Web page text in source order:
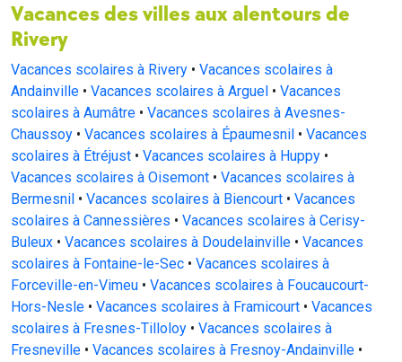
Vacances des villes aux alentours de
Rivery
Vacances scolaires à Rivery • Vacances scolaires à
Andainville • Vacances scolaires à Arguel • Vacances
scolaires à Aumâtre • Vacances scolaires à Avesnes-
Chaussoy • Vacances scolaires à Épaumesnil • Vacances
scolaires à Étréjust • Vacances scolaires à Huppy •
Vacances scolaires à Oisemont • Vacances scolaires à
Bermesnil • Vacances scolaires à Biencourt • Vacances
scolaires à Cannessières • Vacances scolaires à Cerisy-
Buleux • Vacances scolaires à Doudelainville • Vacances
scolaires à Fontaine-le-Sec • Vacances scolaires à
Forceville-en-Vimeu • Vacances scolaires à Foucaucourt-
Hors-Nesle • Vacances scolaires à Framicourt • Vacances
scolaires à Fresnes-Tilloloy • Vacances scolaires à
Fresneville • Vacances scolaires à Fresnoy-Andainville •